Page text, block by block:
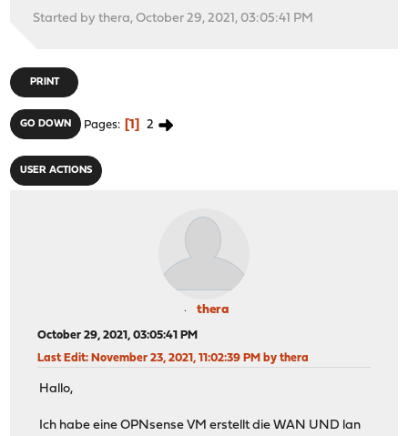
Started by thera, October 29, 2021, 03:05:41 PM
PRINT
GO DOWN Pages 1 2
USER ACTIONS
thera
October 29, 2021, 03:05:41 PM
Last Edit: November 23, 2021, 11:02:39 PM by thera
Hallo,
Ich habe eine OPNsense VM erstellt die WAN UND lan